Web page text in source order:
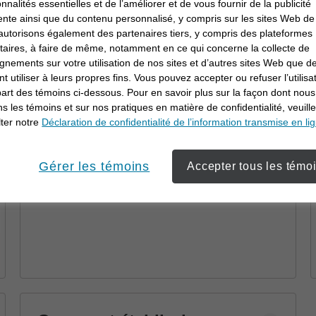
Pourquoi travailler en
collaboration avec un
conseiller en
investissement
Découvrez comment un conseiller en
investissement peut vous aider à atteindre
vos objectifs au moyen d’une planification
financière et de stratégies personnalisées.
essentielles et de l’améliorer et de vous fournir de la publicité
ainsi que du contenu personnalisé, y compris sur les sites Web de
également des partenaires tiers, y compris des plateformes
à faire de même, notamment en ce qui concerne la collecte de
sur votre utilisation de nos sites et d’autres sites Web que
utiliser à leurs propres fins. Vous pouvez accepter ou refuser
des témoins ci-dessous. Pour en savoir plus sur la façon dont nous
les témoins et sur nos pratiques en matière de confidentialité,
notre Déclaration de confidentialité de l’information transmise en
Gérer les témoins Accepter tous les